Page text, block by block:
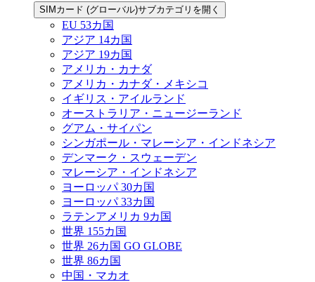
SIMカード (グローバル)サブカテゴリを開く
EU 53カ国
アジア 14カ国
アジア 19カ国
アメリカ・カナダ
アメリカ・カナダ・メキシコ
イギリス・アイルランド
オーストラリア・ニュージーランド
グアム・サイパン
シンガポール・マレーシア・インドネシア
デンマーク・スウェーデン
マレーシア・インドネシア
ヨーロッパ 30カ国
ヨーロッパ 33カ国
ラテンアメリカ 9カ国
世界 155カ国
世界 26カ国 GO GLOBE
世界 86カ国
中国・マカオ